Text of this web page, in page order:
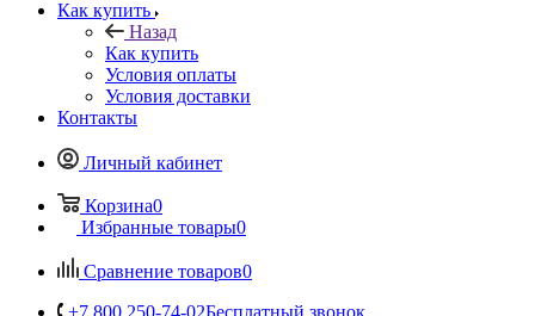
Как купить
Назад
Как купить
Условия оплаты
Условия доставки
Контакты
Личный кабинет
Корзина0
Избранные товары0
Сравнение товаров0
+7 800 250-74-02Бесплатный звонок